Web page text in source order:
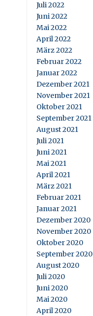
Juli 2022
Juni 2022
Mai 2022
April 2022
März 2022
Februar 2022
Januar 2022
Dezember 2021
November 2021
Oktober 2021
September 2021
August 2021
Juli 2021
Juni 2021
Mai 2021
April 2021
März 2021
Februar 2021
Januar 2021
Dezember 2020
November 2020
Oktober 2020
September 2020
August 2020
Juli 2020
Juni 2020
Mai 2020
April 2020